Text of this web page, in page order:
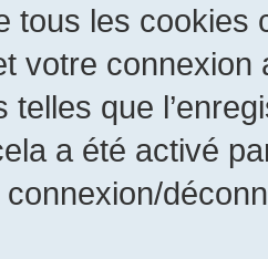
tous les cookies
votre
telles que
a été activé